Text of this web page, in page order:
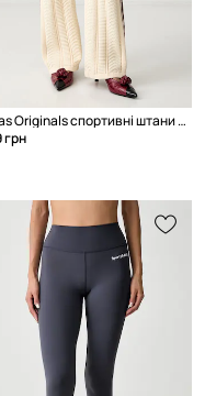
adidas Originals спортивні штани жіночі
грн